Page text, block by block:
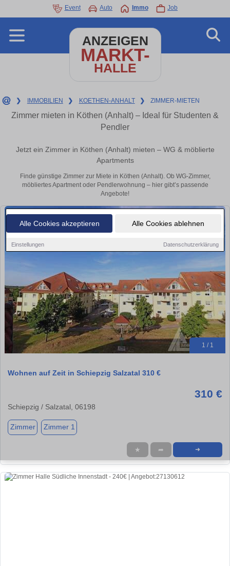
Alle Cookies akzeptieren Alle Cookies ablehnen
Einstellungen Datenschutzerklärung
Event Auto Immo Job
ANZEIGEN
MARKT-
HALLE
❯ IMMOBILIEN ❯ KOETHEN-ANHALT ❯ ZIMMER-MIETEN
Zimmer mieten in Köthen (Anhalt) – Ideal für Studenten &
Pendler
Jetzt ein Zimmer in Köthen (Anhalt) mieten – WG & möblierte
Apartments
Finde günstige Zimmer zur Miete in Köthen (Anhalt). Ob WG-Zimmer,
möbliertes Apartment oder Pendlerwohnung – hier gibt’s passende
Angebote!
1 / 1
Wohnen auf Zeit in Schiepzig Salzatal 310 €
310 €
Schiepzig / Salzatal, 06198
Zimmer Zimmer 1
★ ➦ ➜